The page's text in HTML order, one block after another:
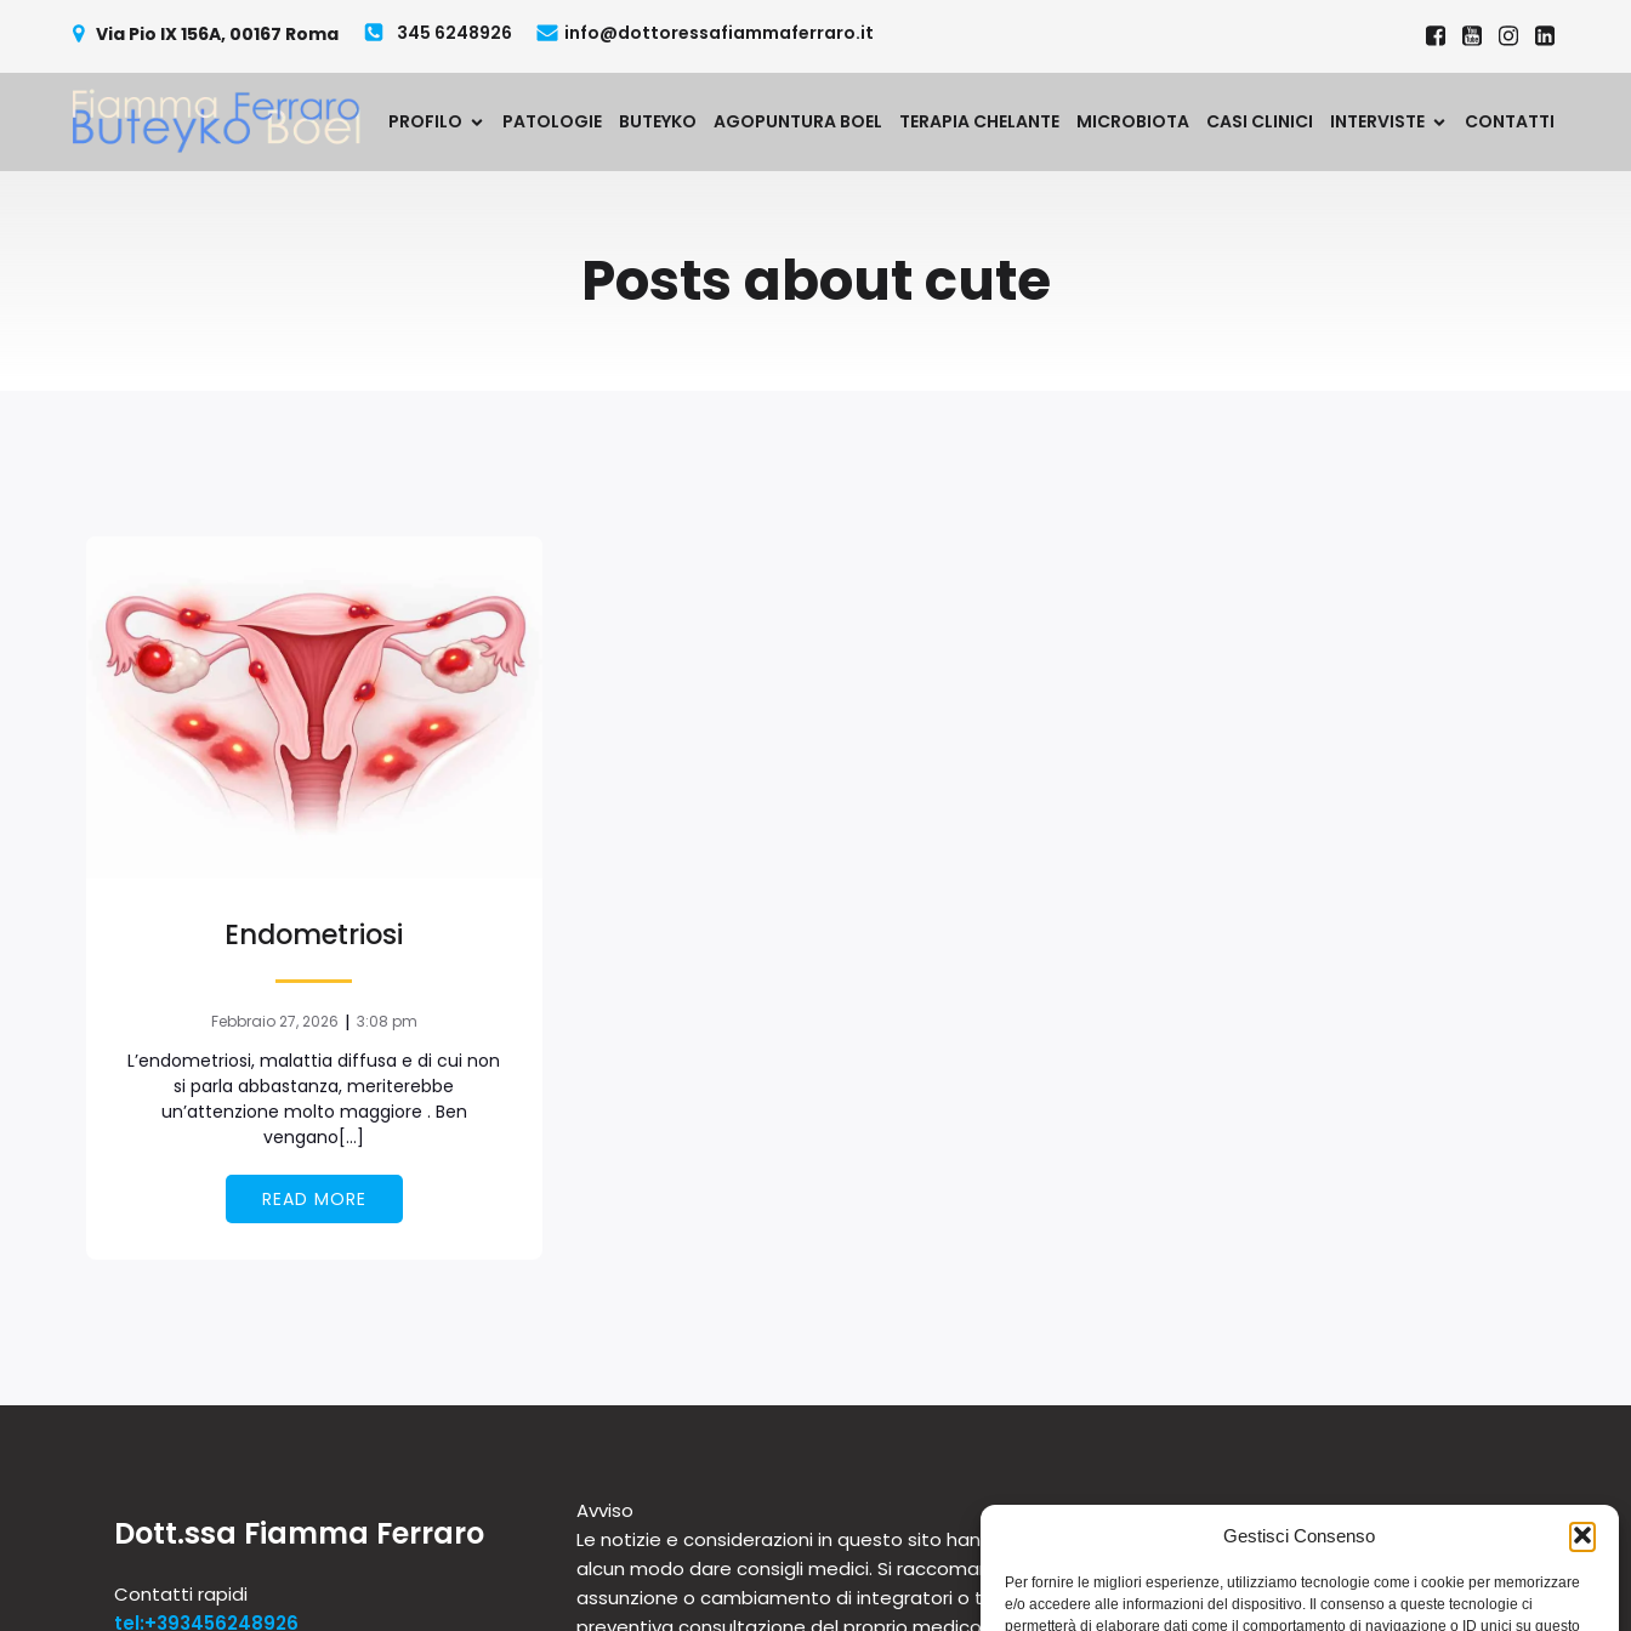
Gestisci Consenso
Per fornire le migliori esperienze, utilizziamo tecnologie come i cookie per memorizzare
e/o accedere alle informazioni del dispositivo. Il consenso a queste tecnologie ci
permetterà di elaborare dati come il comportamento di navigazione o ID unici su questo
Via Pio IX 156A, 00167 Roma 345 6248926 info@dottoressafiammaferraro.it
PROFILO PATOLOGIE BUTEYKO AGOPUNTURA BOEL TERAPIA CHELANTE MICROBIOTA CASI CLINICI INTERVISTE CONTATTI
Posts about cute
Endometriosi
Febbraio 27, 2026 | 3:08 pm
L’endometriosi, malattia diffusa e di cui non
si parla abbastanza, meriterebbe
un’attenzione molto maggiore . Ben
vengano[…]
READ MORE
Dott.ssa Fiamma Ferraro
Contatti rapidi
tel:+393456248926
Avviso
Le notizie e considerazioni in questo sito hanno carattere informativo generale e non intendono in
alcun modo dare consigli medici. Si raccomanda di non intraprendere o interrompere alcuna terapia o
assunzione o cambiamento di integratori o tantomeno medicinali (nemmeno “naturali”) senza una